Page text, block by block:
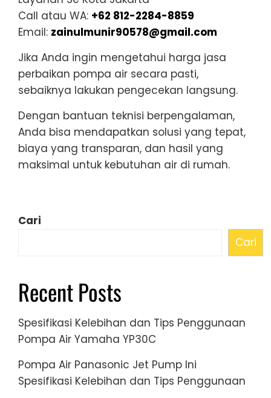
Call atau WA: +62 812-2284-8859
Email: zainulmunir90578@gmail.com
Jika Anda ingin mengetahui harga jasa
perbaikan pompa air secara pasti,
sebaiknya lakukan pengecekan langsung.
Dengan bantuan teknisi berpengalaman,
Anda bisa mendapatkan solusi yang tepat,
biaya yang transparan, dan hasil yang
maksimal untuk kebutuhan air di rumah.
Cari
Cari
Recent Posts
Spesifikasi Kelebihan dan Tips Penggunaan
Pompa Air Yamaha YP30C
Pompa Air Panasonic Jet Pump Ini
Spesifikasi Kelebihan dan Tips Penggunaan